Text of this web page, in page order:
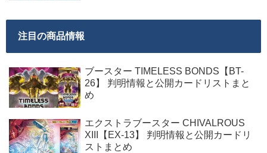
注目の商品情報
ブースター TIMELESS BONDS【BT-
26】 判明情報と公開カードリストまと
め
エクストラブースター CHIVALROUS
XIII【EX-13】 判明情報と公開カードリ
ストまとめ